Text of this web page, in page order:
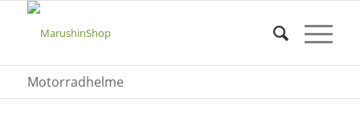
Motorradhelme